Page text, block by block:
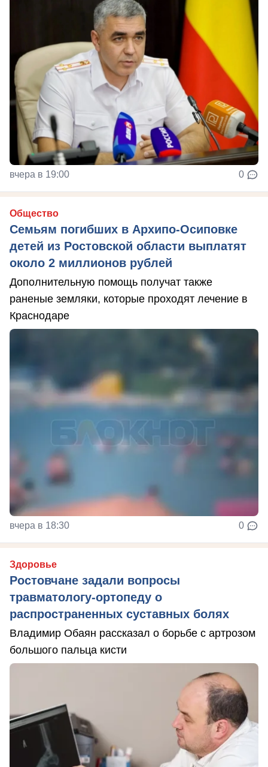
вчера в 19:00 0
Общество
Семьям погибших в Архипо-Осиповке
детей из Ростовской области выплатят
около 2 миллионов рублей
Дополнительную помощь получат также
раненые земляки, которые проходят лечение в
Краснодаре
вчера в 18:30 0
Здоровье
Ростовчане задали вопросы
травматологу-ортопеду о
распространенных суставных болях
Владимир Обаян рассказал о борьбе с артрозом
большого пальца кисти